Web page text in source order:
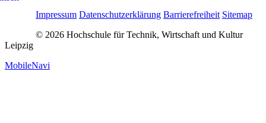
Impressum Datenschutzerklärung Barrierefreiheit Sitemap
© 2026 Hochschule für Technik, Wirtschaft und Kultur
Leipzig
MobileNavi